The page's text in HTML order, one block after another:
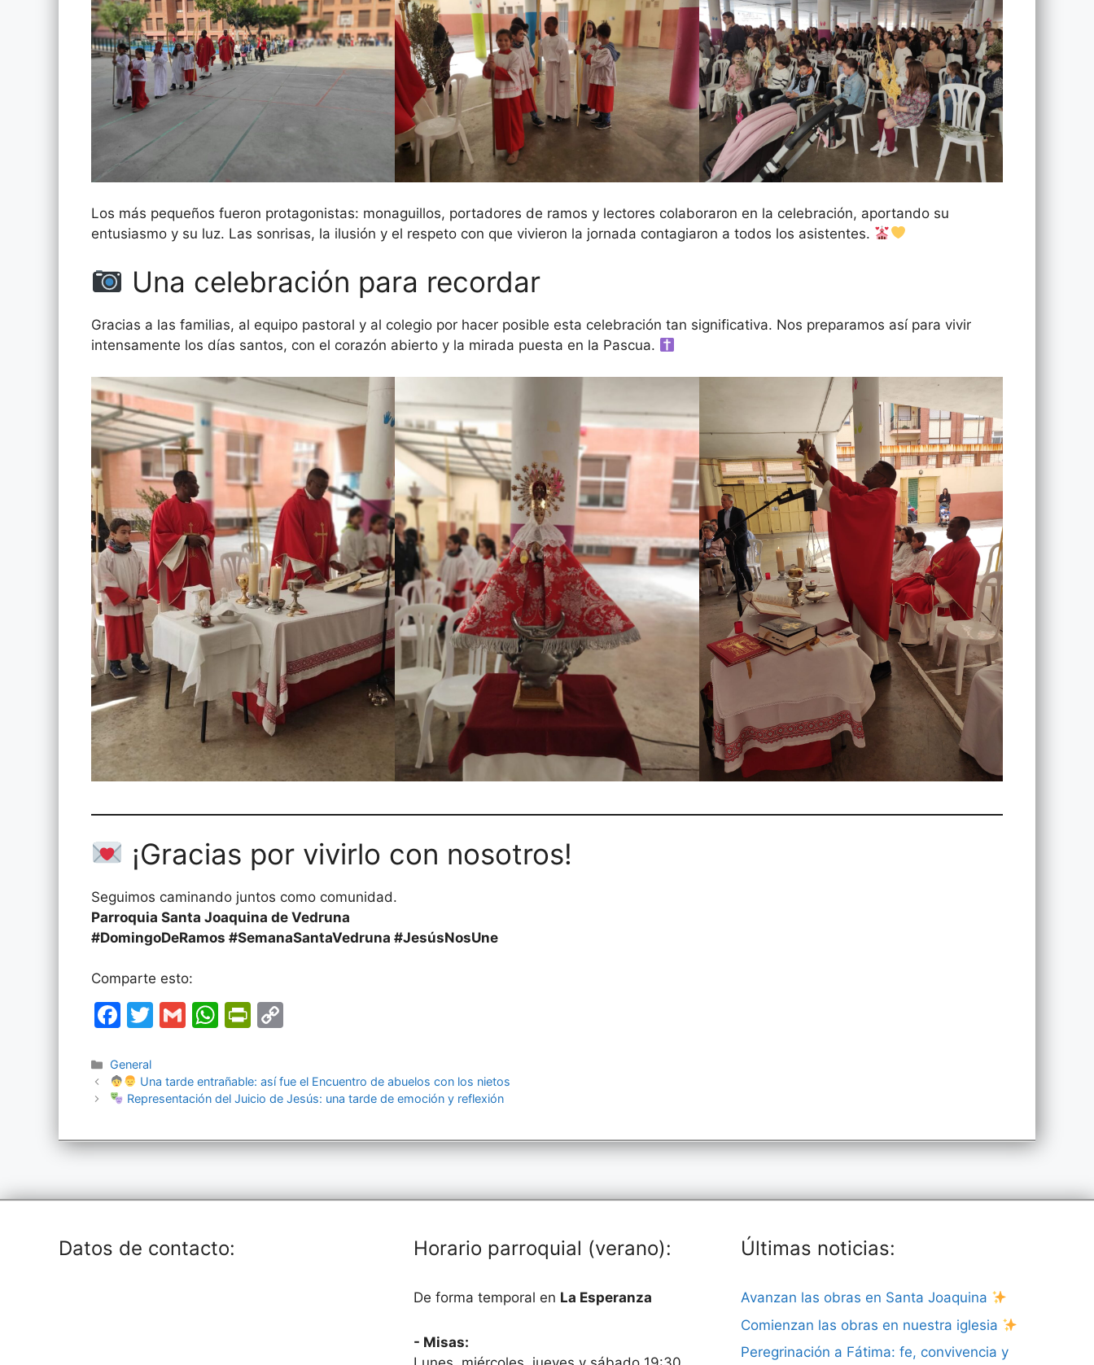
Los más pequeños fueron protagonistas: monaguillos, portadores de ramos y lectores colaboraron en la celebración, aportando su
entusiasmo y su luz. Las sonrisas, la ilusión y el respeto con que vivieron la jornada contagiaron a todos los asistentes.
Una celebración para recordar
Gracias a las familias, al equipo pastoral y al colegio por hacer posible esta celebración tan significativa. Nos preparamos así para vivir
intensamente los días santos, con el corazón abierto y la mirada puesta en la Pascua.
¡Gracias por vivirlo con nosotros!
Seguimos caminando juntos como comunidad.
Parroquia Santa Joaquina de Vedruna
#DomingoDeRamos #SemanaSantaVedruna #JesúsNosUne
Comparte esto:
F
c
e
o
k
T
er
G
l
W
s
p
Pr
ri
n
y
y
n
Categorías
General
Una tarde entrañable: así fue el Encuentro de abuelos con los nietos
Representación del Juicio de Jesús: una tarde de emoción y reflexión
Datos de contacto: Horario parroquial (verano):
De forma temporal en La Esperanza
- Misas:
Últimas noticias:
Avanzan las obras en Santa Joaquina
Comienzan las obras en nuestra iglesia
Peregrinación a Fátima: fe, convivencia y